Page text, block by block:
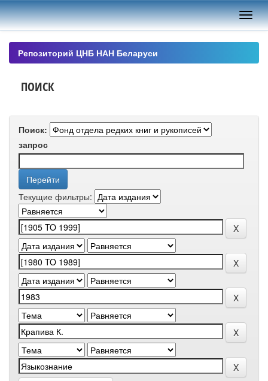
Skip
navigation
Репозиторий ЦНБ НАН Беларуси
ПОИСК
Поиск:
запрос
Текущие фильтры: